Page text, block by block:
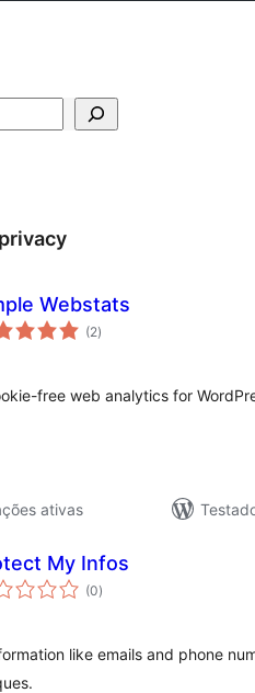
privacy
Webstats
(2total
de
)
free web analytics for
ativas
My Infos
(0total
de
)
like emails and phone